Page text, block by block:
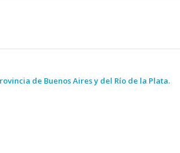
de Buenos Aires y del Río de la Plata.